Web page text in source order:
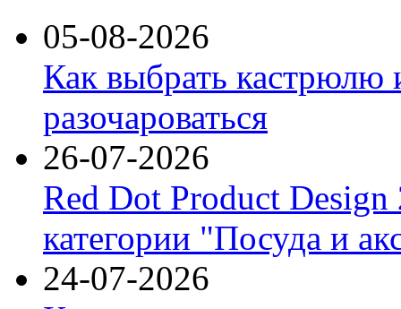
05-08-2026
Как выбрать кастрюлю
разочароваться
26-07-2026
Red Dot Product Design
категории "Посуда и
24-07-2026